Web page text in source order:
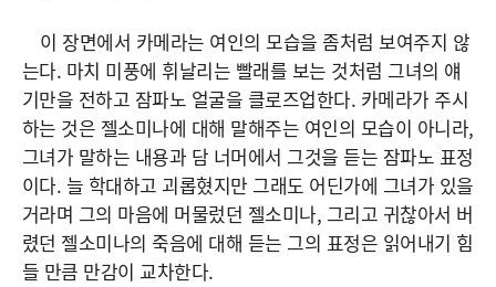
이 장면에서 카메라는 여인의 모습을 좀처럼 보여주지 않
는다. 마치 미풍에 휘날리는 빨래를 보는 것처럼 그녀의 얘
기만을 전하고 잠파노 얼굴을 클로즈업한다. 카메라가 주시
하는 것은 젤소미나에 대해 말해주는 여인의 모습이 아니라,
그녀가 말하는 내용과 담 너머에서 그것을 듣는 잠파노 표정
이다. 늘 학대하고 괴롭혔지만 그래도 어딘가에 그녀가 있을
거라며 그의 마음에 머물렀던 젤소미나, 그리고 귀찮아서 버
렸던 젤소미나의 죽음에 대해 듣는 그의 표정은 읽어내기 힘
들 만큼 만감이 교차한다.